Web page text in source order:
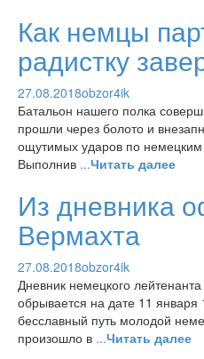
Как немцы
радистку
27.08.2018obzor4ik
Батальон нашего полка
прошли через болото и
ощутимых ударов по
Выполнив ...Читать далее
Из дневника
Вермахта
27.08.2018obzor4ik
Дневник немецкого
обрывается на дате 11 января
бесславный путь молодой
произошло в ...Читать далее